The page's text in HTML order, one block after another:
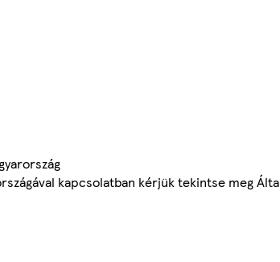
kapcsolatban kérjük tekintse meg